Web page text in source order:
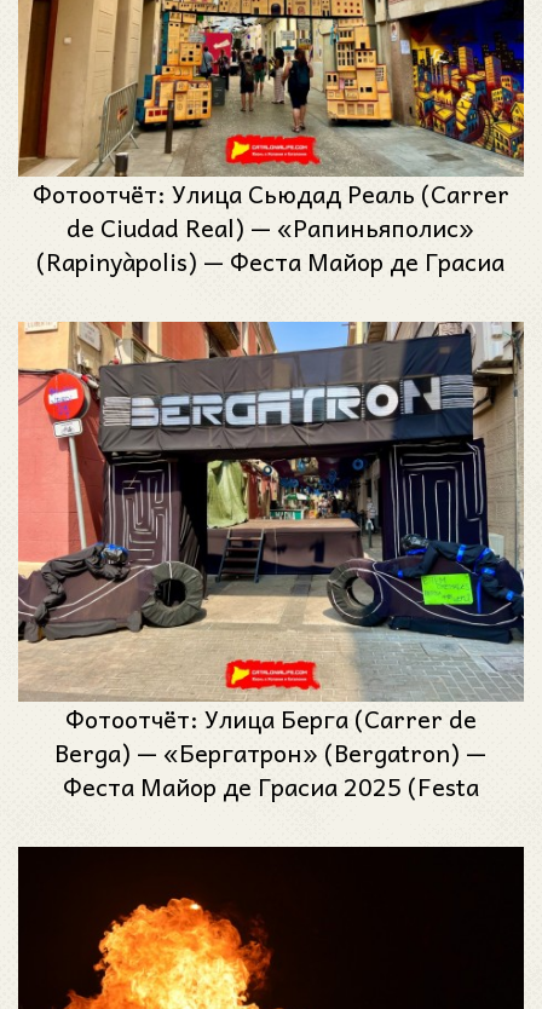
Фотоотчёт: Улица Сьюдад Реаль (Carrer
de Ciudad Real) — «Рапиньяполис»
(Rapinyàpolis) — Феста Майор де Грасиа
Фотоотчёт: Улица Берга (Carrer de
Berga) — «Бергатрон» (Bergatron) —
Феста Майор де Грасиа 2025 (Festa